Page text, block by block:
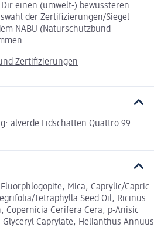
einen (umwelt-) bewussteren
der Zertifizierungen/Siegel
NABU (Naturschutzbund
Zertifizierungen
alverde Lidschatten Quattro 99
Mica, Caprylic/Capric
Tetraphylla Seed Oil, Ricinus
Copernicia Cerifera Cera, p-Anisic
Glyceryl Caprylate, Helianthus Annuus